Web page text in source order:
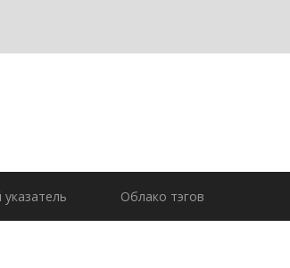
Облако тэгов